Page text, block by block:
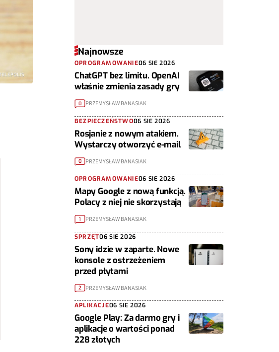
Najnowsze
OPROGRAMOWANIE06 SIE 2026
ChatGPT bez limitu. OpenAI
właśnie zmienia zasady gry
0 PRZEMYSŁAW BANASIAK
BEZPIECZEŃSTWO06 SIE 2026
Rosjanie z nowym atakiem.
Wystarczy otworzyć e-mail
0 PRZEMYSŁAW BANASIAK
OPROGRAMOWANIE06 SIE 2026
Mapy Google z nową funkcją.
Polacy z niej nie skorzystają
1 PRZEMYSŁAW BANASIAK
SPRZĘT06 SIE 2026
Sony idzie w zaparte. Nowe
konsole z ostrzeżeniem
przed płytami
2 PRZEMYSŁAW BANASIAK
APLIKACJE06 SIE 2026
Google Play: Za darmo gry i
aplikacje o wartości ponad
228 złotych